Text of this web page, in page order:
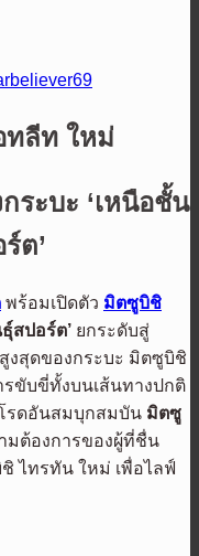
ลีท ใหม่
ระบะ ‘เหนือชั้น
ต’
พร้อมเปิดตัว มิตซูบิชิ
สปอร์ต’ ยกระดับสู่
งสุดของกระบะ มิตซูบิชิ
ขับขี่ทั้งบนเส้นทางปกติ
รดอันสมบุกสมบัน มิตซู
มต้องการของผู้ที่ชื่น
ไทรทัน ใหม่ เพื่อไลฟ์